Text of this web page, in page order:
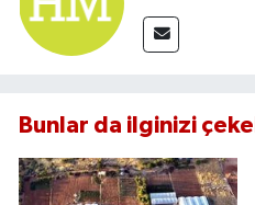
Bunlar da ilginizi